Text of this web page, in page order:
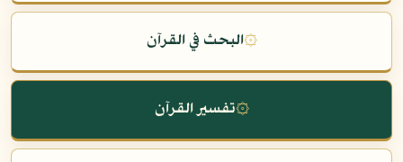
۞البحث في القرآن
۞تفسير القرآن